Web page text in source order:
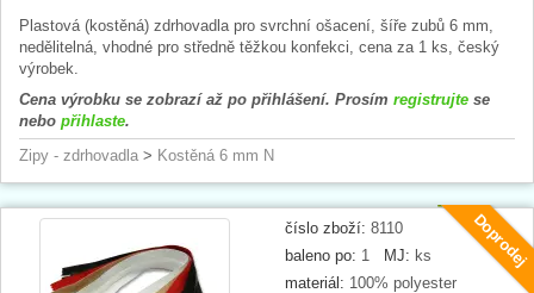
Plastová (kostěná) zdrhovadla pro svrchní ošacení, šíře zubů 6 mm,
nedělitelná, vhodné pro středně těžkou konfekci, cena za 1 ks, český
výrobek.
Cena výrobku se zobrazí až po přihlášení. Prosím registrujte se
nebo přihlaste.
Zipy - zdrhovadla > Kostěná 6 mm N
Doprodej
číslo zboží: 8110
baleno po: 1 MJ: ks
materiál: 100% polyester